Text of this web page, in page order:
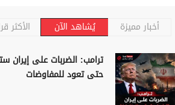
أخبار مميزة يُشاهد الآن الأكثر
ترامب: الضربات على إيران
حتى تعود للمفاوضات